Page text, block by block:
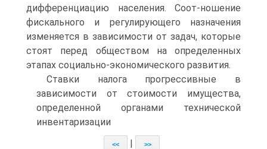
дифференциацию населения. Соот-ношение
фискального и регулирующего назначения
изменяется в зависимости от задач, которые
стоят перед обществом на определенных
этапах социально-экономического развития.
Ставки налога прогрессивные в
зависимости от стоимости имущества,
определенной органами технической
инвентаризации
<< >>